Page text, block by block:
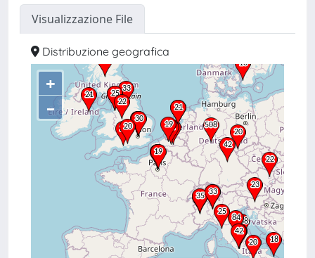
Visualizzazione File
Distribuzione geografica
+
–